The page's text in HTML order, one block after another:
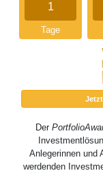
1
Tage
Der
Anlegerinnen und
werdenden